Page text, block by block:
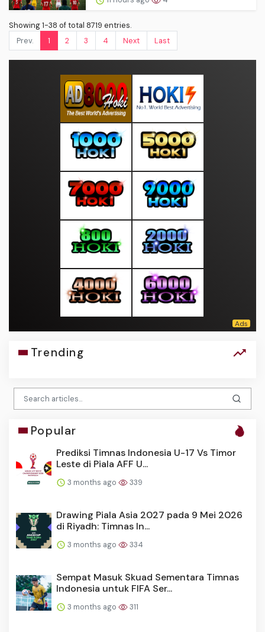
Showing 1-38 of total 8719 entries.
Prev.
1 2 3 4 Next Last
Trending
Popular
Prediksi Timnas Indonesia U-17 Vs Timor
Leste di Piala AFF U...
3 months ago 339
Drawing Piala Asia 2027 pada 9 Mei 2026
di Riyadh: Timnas In...
3 months ago 334
Sempat Masuk Skuad Sementara Timnas
Indonesia untuk FIFA Ser...
3 months ago 311